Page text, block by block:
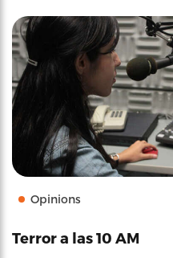
Opinions
Terror a las 10 AM